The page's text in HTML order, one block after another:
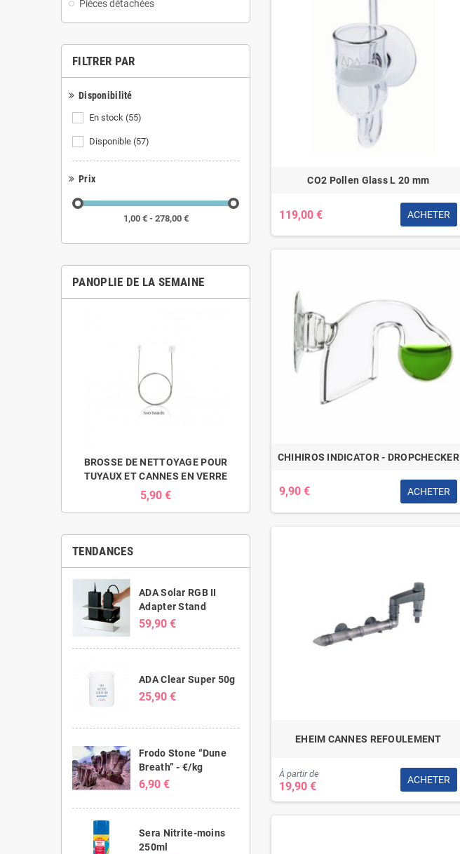
Pièces détachées
FILTRER PAR
Disponibilité
En stock (55)
Disponible (57)
Prix
1,00 € - 278,00 €
PANOPLIE DE LA SEMAINE
BROSSE DE NETTOYAGE POUR
TUYAUX ET CANNES EN VERRE
5,90 €
TENDANCES
ADA Solar RGB II
Adapter Stand
59,90 €
ADA Clear Super 50g
25,90 €
Frodo Stone “Dune
Breath” - €/kg
6,90 €
Sera Nitrite-moins
250ml
CO2 Pollen Glass L 20 mm
119,00 € ACHETER
CHIHIROS INDICATOR - DROPCHECKER
9,90 € ACHETER
EHEIM CANNES REFOULEMENT
À partir de
19,90 € ACHETER